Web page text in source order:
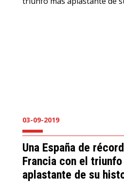
03-09-2019
Una España de
Francia con el triunfo
aplastante de su